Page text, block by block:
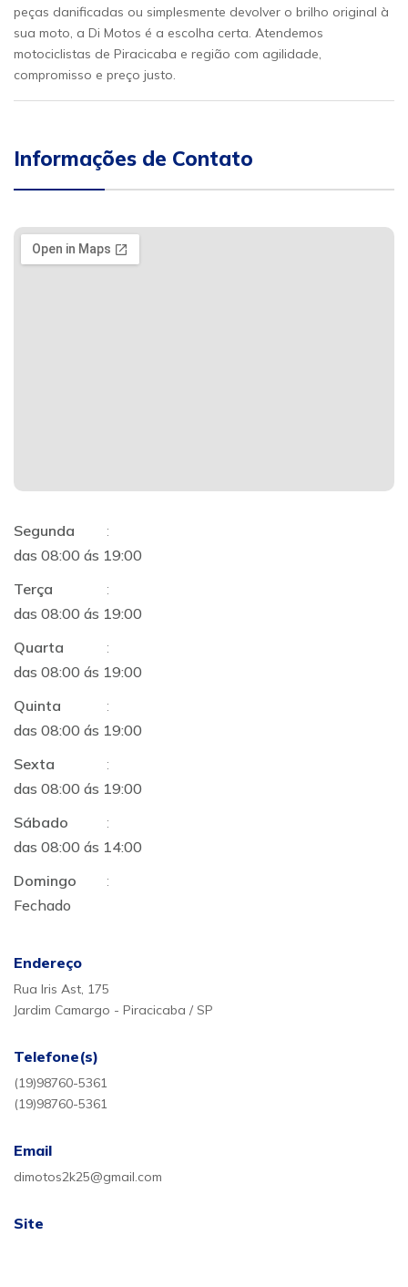
peças danificadas ou simplesmente devolver o brilho original à
sua moto, a Di Motos é a escolha certa. Atendemos
motociclistas de Piracicaba e região com agilidade,
compromisso e preço justo.
Informações de Contato
Segunda
:
das 08:00 ás 19:00
Terça
:
das 08:00 ás 19:00
Quarta
:
das 08:00 ás 19:00
Quinta
:
das 08:00 ás 19:00
Sexta
:
das 08:00 ás 19:00
Sábado
:
das 08:00 ás 14:00
Domingo
:
Fechado
Endereço
Rua Iris Ast, 175
Jardim Camargo - Piracicaba / SP
Telefone(s)
(19)98760-5361
(19)98760-5361
Email
dimotos2k25@gmail.com
Site